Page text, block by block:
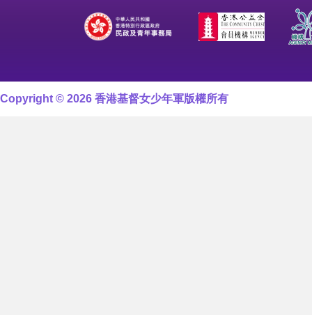
Copyright © 2026 香港基督女少年軍版權所有